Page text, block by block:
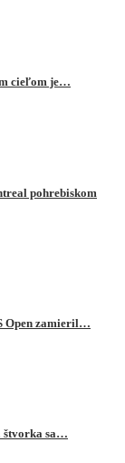
cieľom je…
pohrebiskom
Open zamieril…
štvorka sa…